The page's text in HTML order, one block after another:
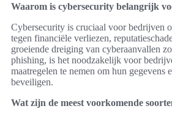
Waarom is cybersecurity belangrijk
Cybersecurity is cruciaal voor bedrijven
tegen financiële verliezen,
groeiende dreiging van cyberaanvallen
phishing, is het noodzakelijk voor
maatregelen te nemen om hun gegevens
beveiligen.
Wat zijn de meest voorkomende